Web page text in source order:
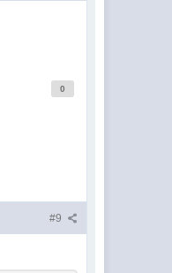
0
#9